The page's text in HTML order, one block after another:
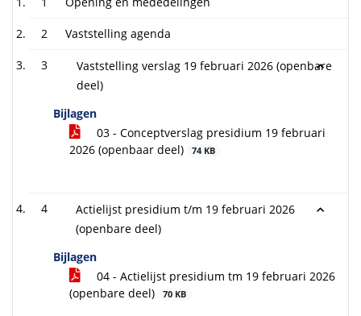
2 Vaststelling agenda
3
Vaststelling verslag 19 februari 2026 (openbare
deel)
Bijlagen
03 - Conceptverslag presidium 19 februari
2026 (openbaar deel)
74 KB
4
Actielijst presidium t/m 19 februari 2026
(openbare deel)
Bijlagen
04 - Actielijst presidium tm 19 februari 2026
(openbare deel)
70 KB